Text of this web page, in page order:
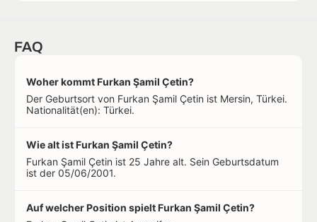
FAQ
Woher kommt Furkan Şamil Çetin?
Der Geburtsort von Furkan Şamil Çetin ist Mersin, Türkei.
Nationalität(en): Türkei.
Wie alt ist Furkan Şamil Çetin?
Furkan Şamil Çetin ist 25 Jahre alt. Sein Geburtsdatum
ist der 05/06/2001.
Auf welcher Position spielt Furkan Şamil Çetin?